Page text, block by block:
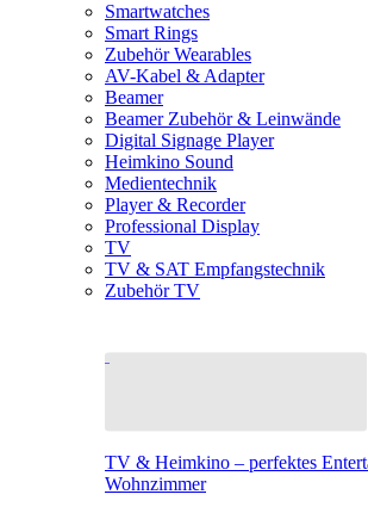
Smartwatches
Smart Rings
Zubehör Wearables
AV-Kabel & Adapter
Beamer
Beamer Zubehör & Leinwände
Digital Signage Player
Heimkino Sound
Medientechnik
Player & Recorder
Professional Display
TV
TV & SAT Empfangstechnik
Zubehör TV
TV & Heimkino – perfektes
Wohnzimmer